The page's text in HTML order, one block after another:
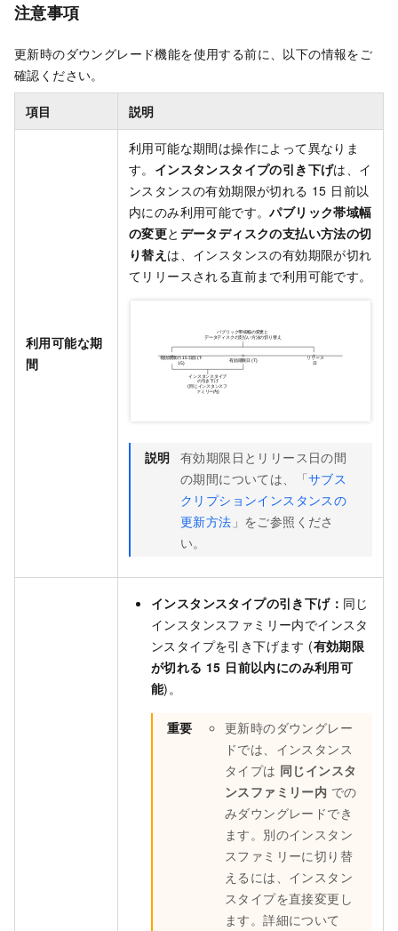
注意事項
更新時のダウングレード機能を使用する前に、以下の情報をご
確認ください。
項目 説明
利用可能な期
間
利用可能な期間は操作によって異なりま
す。 インスタンスタイプの引き下げは、イ
ンスタンスの有効期限が切れる 15 日前以
内にのみ利用可能です。パブリック帯域幅
の変更と データディスクの支払い方法の切
り替え は、インスタンスの有効期限が切れ
てリリースされる直前まで利用可能です。
説明 有効期限日とリリース日の間
の期間については、「サブス
クリプションインスタンスの
更新方法 」をご参照くださ
い。
インスタンスタイプの引き下げ： 同じ
インスタンスファミリー内でインスタ
ンスタイプを引き下げます (有効期限
が切れる 15 日前以内にのみ利用可
能)。
重要
更新時のダウングレー
ドでは、インスタンス
タイプは 同じインスタ
ンスファミリー内 での
みダウングレードでき
ます。別のインスタン
スファミリーに切り替
えるには、インスタン
スタイプを直接変更し
ます。詳細について